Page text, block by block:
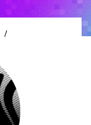
/